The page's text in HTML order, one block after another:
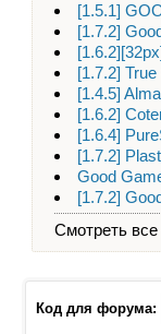
[1.5.1]
[1.7.2]
[1.7.2]
[1.4.5]
[1.6.2]
[1.6.4]
[1.7.2]
Good
[1.7.2]
Смотреть все
Код для форума: